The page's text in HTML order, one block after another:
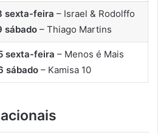
sexta-feira – Israel & Rodolffo
sábado– Thiago Martins
sexta-feira – Menos é Mais
sábado– Kamisa 10